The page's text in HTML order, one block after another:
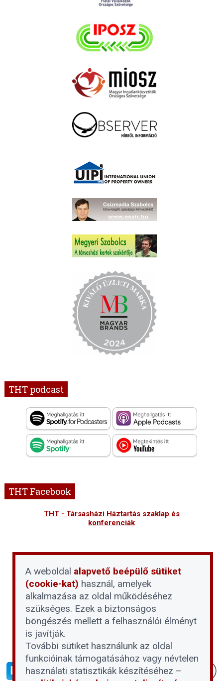
THT podcast
THT Facebook
THT - Társasházi Háztartás szaklap és
konferenciák
A weboldal alapvető beépülő sütiket
(cookie-kat) használ, amelyek
alkalmazása az oldal működéséhez
szükséges. Ezek a biztonságos
böngészés mellett a felhasználói élményt
is javítják.
További sütiket használunk az oldal
funkcióinak támogatásához vagy névtelen
használati statisztikák készítéséhez –